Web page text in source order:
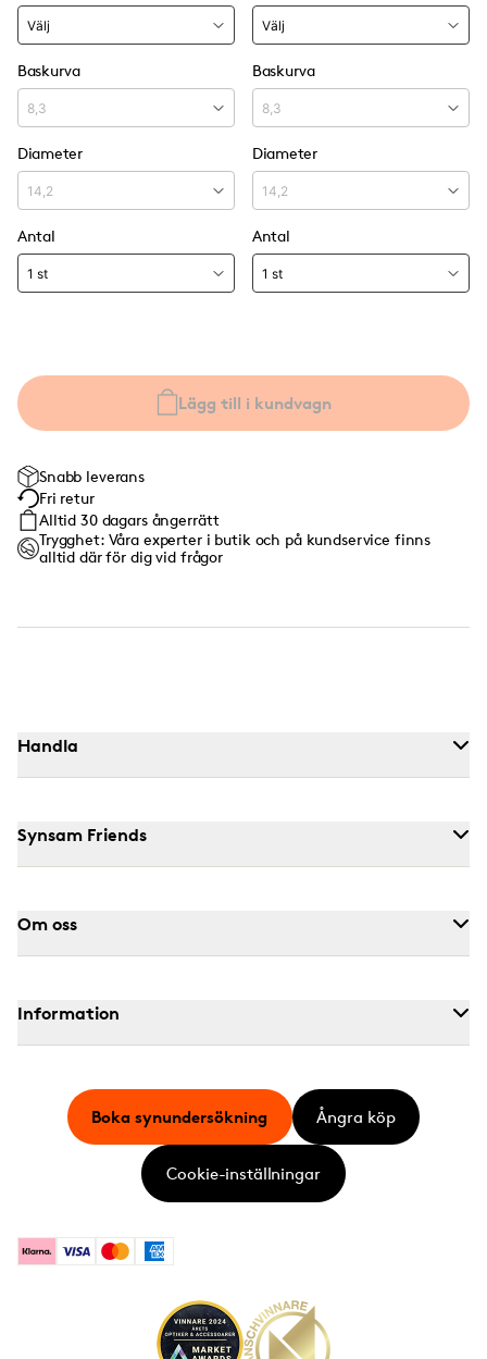
Baskurva
Diameter
Antal
Baskurva
Diameter
Antal
Lägg till i kundvagn
Snabb leverans
Fri retur
Alltid 30 dagars ångerrätt
Trygghet: Våra experter i butik och på kundservice finns
alltid där för dig vid frågor
Handla
Synsam Friends
Om oss
Information
KlarnaVisa MastercardAmerican Express
Boka synundersökning Ångra köp
Cookie-inställningar